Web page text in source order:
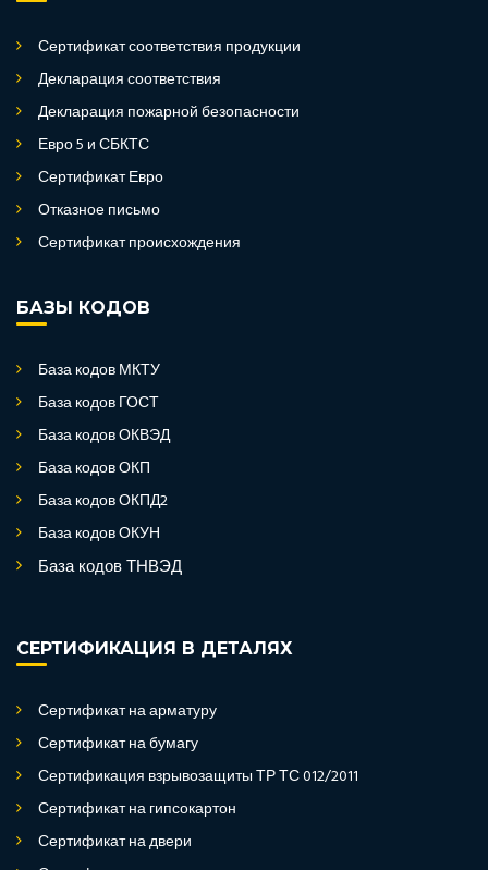
Сертификат соответствия продукции
Декларация соответствия
Декларация пожарной безопасности
Евро 5 и СБКТС
Сертификат Евро
Отказное письмо
Сертификат происхождения
БАЗЫ КОДОВ
База кодов МКТУ
База кодов ГОСТ
База кодов ОКВЭД
База кодов ОКП
База кодов ОКПД2
База кодов ОКУН
База кодов ТНВЭД
СЕРТИФИКАЦИЯ В ДЕТАЛЯХ
Сертификат на арматуру
Сертификат на бумагу
Сертификация взрывозащиты ТР ТС 012/2011
Сертификат на гипсокартон
Сертификат на двери